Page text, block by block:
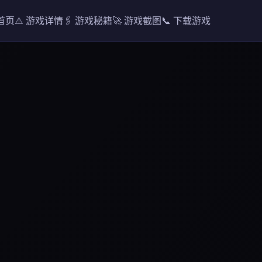
页⚠️ 游戏详情 🖇️ 游戏秘籍🚀 游戏截图📞 下载游戏